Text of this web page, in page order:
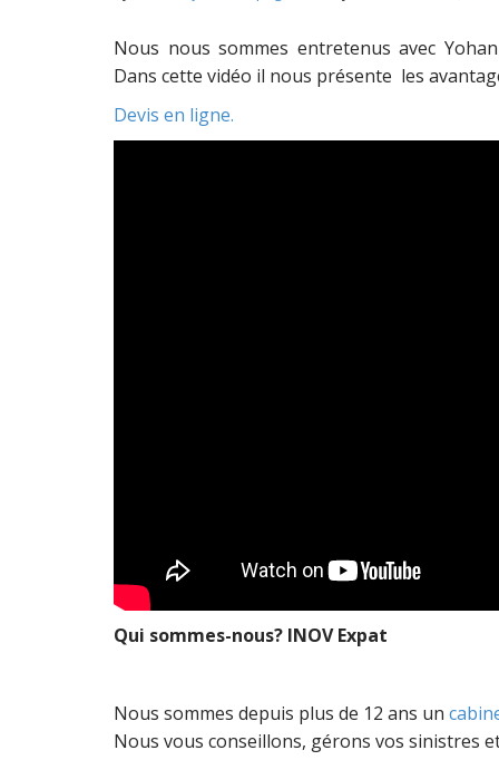
Nous nous sommes entretenus avec
Dans cette vidéo il nous présente les
Devis en ligne.
Qui sommes-nous? INOV Expat
Nous sommes depuis plus de 12 ans un
Nous vous conseillons, gérons vos sinistres